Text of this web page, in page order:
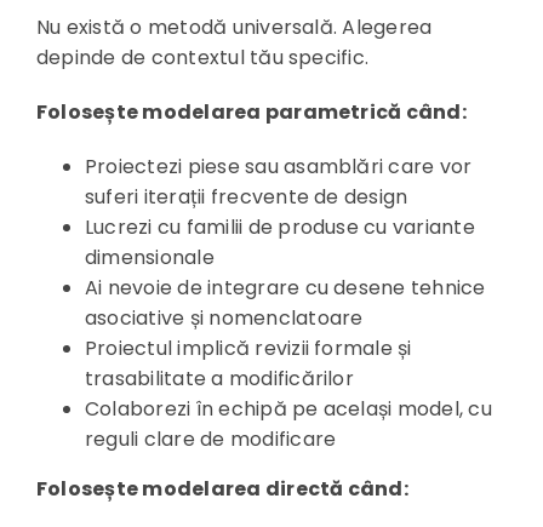
Nu există o metodă universală. Alegerea
depinde de contextul tău specific.
Folosește modelarea parametrică când:
Proiectezi piese sau asamblări care vor
suferi iterații frecvente de design
Lucrezi cu familii de produse cu variante
dimensionale
Ai nevoie de integrare cu desene tehnice
asociative și nomenclatoare
Proiectul implică revizii formale și
trasabilitate a modificărilor
Colaborezi în echipă pe același model, cu
reguli clare de modificare
Folosește modelarea directă când: